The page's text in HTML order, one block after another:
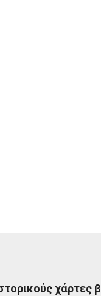
χάρτες